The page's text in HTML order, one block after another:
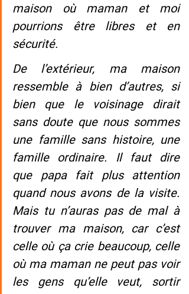
maison où maman et moi
pourrions être libres et en
sécurité.
De l’extérieur, ma maison
ressemble à bien d’autres, si
bien que le voisinage dirait
sans doute que nous sommes
une famille sans histoire, une
famille ordinaire. Il faut dire
que papa fait plus attention
quand nous avons de la visite.
Mais tu n’auras pas de mal à
trouver ma maison, car c’est
celle où ça crie beaucoup, celle
où ma maman ne peut pas voir
les gens qu’elle veut, sortir